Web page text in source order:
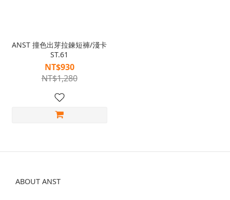
ANST 撞色出芽拉鍊短褲/淺卡
ST.61
NT$930
NT$1,280
ABOUT ANST